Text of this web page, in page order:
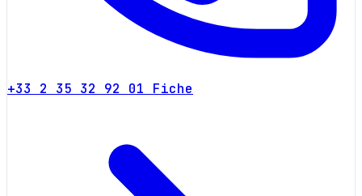
+33 2 35 32 92 01 Fiche